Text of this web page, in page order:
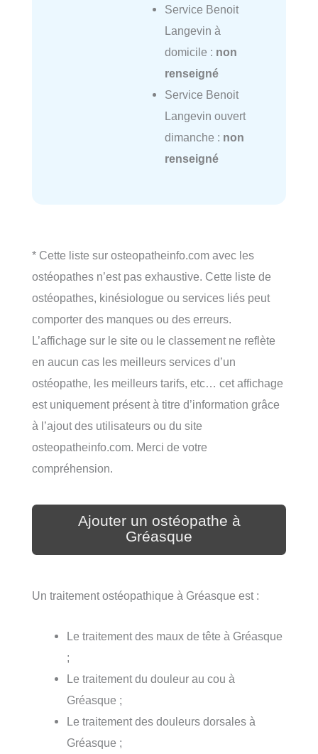
Service Benoit
Langevin à
domicile : non
renseigné
Service Benoit
Langevin ouvert
dimanche : non
renseigné
* Cette liste sur osteopatheinfo.com avec les
ostéopathes n’est pas exhaustive. Cette liste de
ostéopathes, kinésiologue ou services liés peut
comporter des manques ou des erreurs.
L’affichage sur le site ou le classement ne reflète
en aucun cas les meilleurs services d’un
ostéopathe, les meilleurs tarifs, etc… cet affichage
est uniquement présent à titre d’information grâce
à l’ajout des utilisateurs ou du site
osteopatheinfo.com. Merci de votre
compréhension.
Ajouter un ostéopathe à
Gréasque
Un traitement ostéopathique à Gréasque est :
Le traitement des maux de tête à Gréasque
;
Le traitement du douleur au cou à
Gréasque ;
Le traitement des douleurs dorsales à
Gréasque ;